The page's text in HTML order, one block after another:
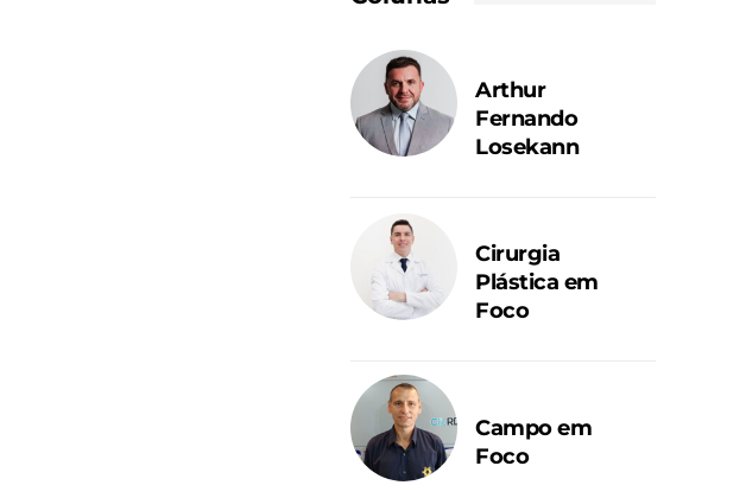
Arthur
Fernando
Losekann
Cirurgia
Plástica em
Foco
Campo em
Foco